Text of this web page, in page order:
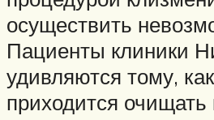
осуществить
Пациенты клиники
удивляются тому,
приходится